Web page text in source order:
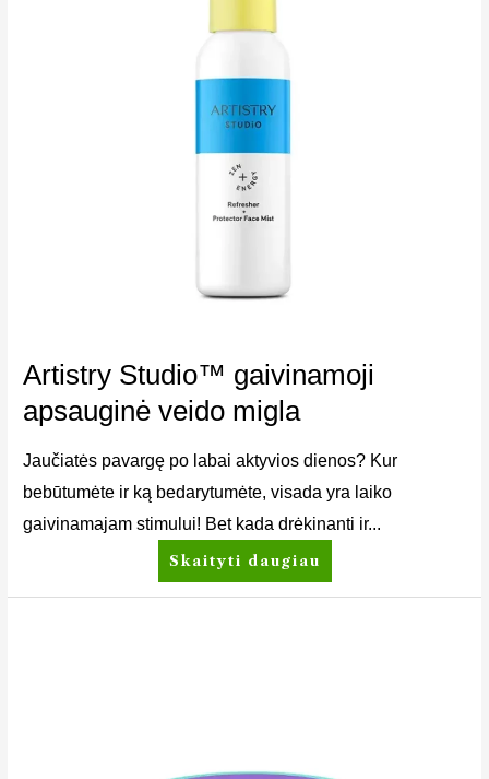
Artistry Studio™ gaivinamoji
apsauginė veido migla
Jaučiatės pavargę po labai aktyvios dienos? Kur
bebūtumėte ir ką bedarytumėte, visada yra laiko
gaivinamajam stimului! Bet kada drėkinanti ir...
Skaityti daugiau